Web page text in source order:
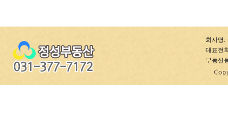
회사명:
대표전
부동산